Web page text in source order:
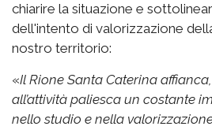
chiarire la situazione e
dell'intento di valorizzazione
nostro territorio:
«Il Rione Santa Caterina
all’attività paliesca un costante
nello studio e nella